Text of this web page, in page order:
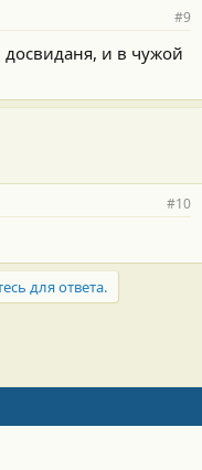
#9
и в чужой
#10
для ответа.